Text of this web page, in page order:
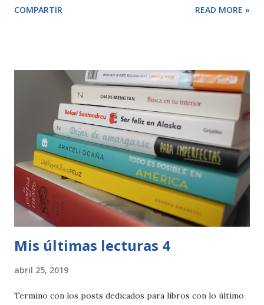
ahora han ido un poquito más allá y han creado un parque
COMPARTIR READ MORE »
Mis últimas lecturas 4
abril 25, 2019
Termino con los posts dedicados para libros con lo último